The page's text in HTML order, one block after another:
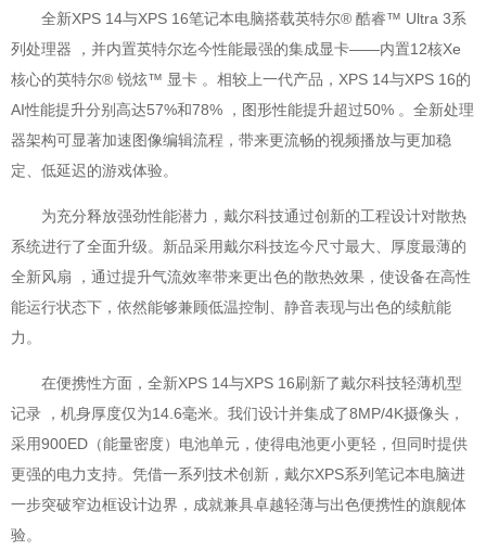
全新XPS 14与XPS 16笔记本电脑搭载英特尔® 酷睿™ Ultra 3系
列处理器 ，并内置英特尔迄今性能最强的集成显卡——内置12核Xe
核心的英特尔® 锐炫™ 显卡 。相较上一代产品，XPS 14与XPS 16的
AI性能提升分别高达57%和78% ，图形性能提升超过50% 。全新处理
器架构可显著加速图像编辑流程，带来更流畅的视频播放与更加稳
定、低延迟的游戏体验。
为充分释放强劲性能潜力，戴尔科技通过创新的工程设计对散热
系统进行了全面升级。新品采用戴尔科技迄今尺寸最大、厚度最薄的
全新风扇 ，通过提升气流效率带来更出色的散热效果，使设备在高性
能运行状态下，依然能够兼顾低温控制、静音表现与出色的续航能
力。
在便携性方面，全新XPS 14与XPS 16刷新了戴尔科技轻薄机型
记录 ，机身厚度仅为14.6毫米。我们设计并集成了8MP/4K摄像头，
采用900ED（能量密度）电池单元，使得电池更小更轻，但同时提供
更强的电力支持。凭借一系列技术创新，戴尔XPS系列笔记本电脑进
一步突破窄边框设计边界，成就兼具卓越轻薄与出色便携性的旗舰体
验。